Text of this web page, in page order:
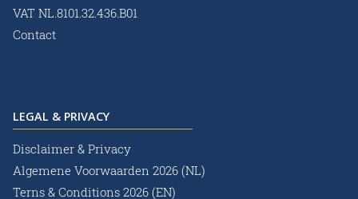
VAT NL.8101.32.436.B01
Contact
LEGAL & PRIVACY
Disclaimer & Privacy
Algemene Voorwaarden 2026 (NL)
Terns & Conditions 2026 (EN)